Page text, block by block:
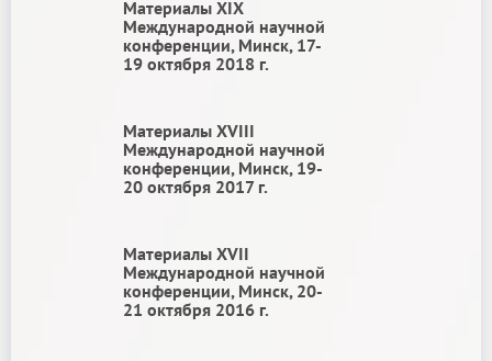
Материалы ХIХ
Международной научной
конференции, Минск, 17-
19 октября 2018 г.
Материалы ХVIII
Международной научной
конференции, Минск, 19-
20 октября 2017 г.
Материалы ХVII
Международной научной
конференции, Минск, 20-
21 октября 2016 г.